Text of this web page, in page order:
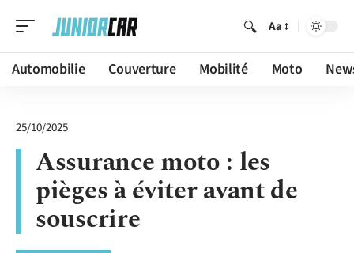
Aa
Automobilie Couverture Mobilité Moto
25/10/2025
Assurance moto : les
pièges à éviter avant de
souscrire